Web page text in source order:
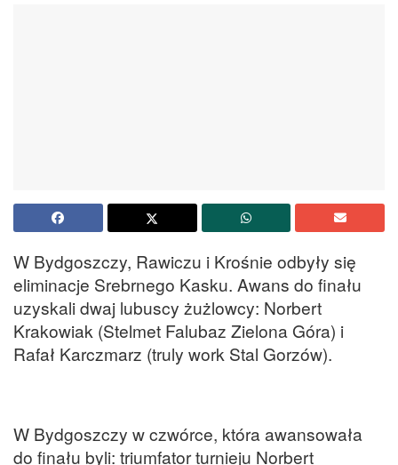
W Bydgoszczy, Rawiczu i Krośnie odbyły się
eliminacje Srebrnego Kasku. Awans do finału
uzyskali dwaj lubuscy żużlowcy: Norbert
Krakowiak (Stelmet Falubaz Zielona Góra) i
Rafał Karczmarz (truly work Stal Gorzów).
W Bydgoszczy w czwórce, która awansowała
do finału byli: triumfator turnieju Norbert